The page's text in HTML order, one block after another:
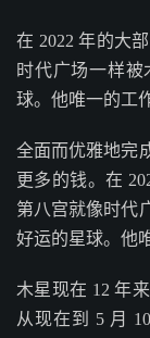
在 2022 年的大
时代广场一样
球。他唯一的工
全面而优雅地完
更多的钱。在
第八宫就像时代
好运的星球。他
木星现在 12 年
从现在到 5 月